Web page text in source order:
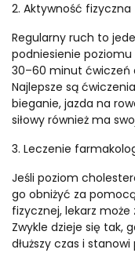
2. Aktywność fizyczna
Regularny ruch to
podniesienie poziomu
30–60 minut ćwiczeń
Najlepsze są
bieganie, jazda na
siłowy również ma
3. Leczenie
Jeśli poziom
go obniżyć za
fizycznej, lekarz
Zwykle dzieje się tak,
dłuższy czas i